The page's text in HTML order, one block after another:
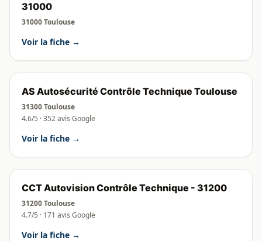
31000
31000 Toulouse
Voir la fiche →
AS Autosécurité Contrôle Technique Toulouse
31300 Toulouse
4.6/5 · 352 avis Google
Voir la fiche →
CCT Autovision Contrôle Technique - 31200
31200 Toulouse
4.7/5 · 171 avis Google
Voir la fiche →